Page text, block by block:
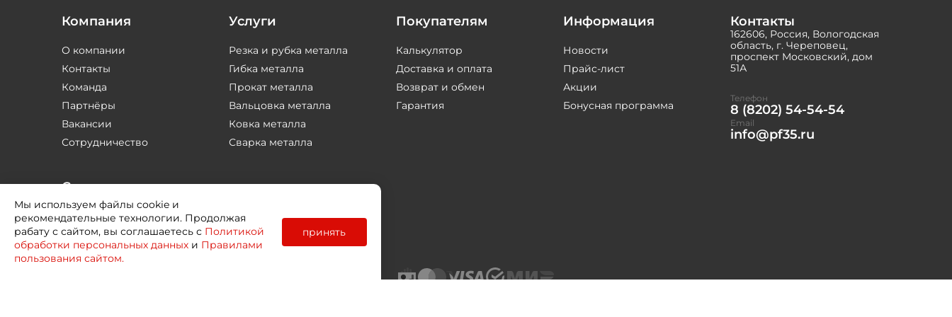
Компания
О компании
Контакты
Команда
Партнёры
Вакансии
Сотрудничество
Услуги
Резка и рубка металла
Гибка металла
Прокат металла
Вальцовка металла
Ковка металла
Сварка металла
Покупателям
Калькулятор
Доставка и оплата
Возврат и обмен
Гарантия
Информация
Новости
Прайс-лист
Акции
Бонусная программа
Контакты
162606, Россия, Вологодская
область, г. Череповец,
проспект Московский, дом
51А
Телефон
8 (8202) 54-54-54
Email
info@pf35.ru
Соцсети
Мы используем файлы cookie и
рекомендательные технологии. Продолжая
рабату с сайтом, вы соглашаетесь с Политикой
обработки персональных данных и Правилами
пользования сайтом.
принять